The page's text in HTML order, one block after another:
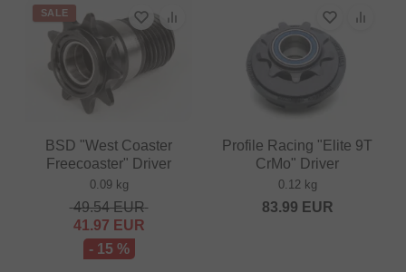
SALE
BSD "West Coaster
Freecoaster" Driver
0.09 kg
49.54EUR
41.97 EUR
- 15 %
Profile Racing "Elite 9T
CrMo" Driver
0.12 kg
83.99 EUR